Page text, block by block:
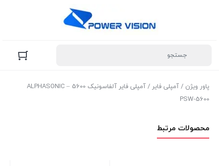
پاور ویژن / آمپلی فایر
/ آمپلی فایر آلفاسونیک 5600 – ALPHASONIC
PSW-5600
محصولات مرتبط